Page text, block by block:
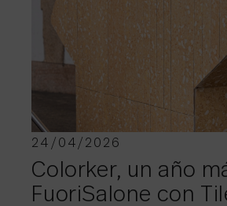
24/04/2026
Colorker, un año
FuoriSalone con